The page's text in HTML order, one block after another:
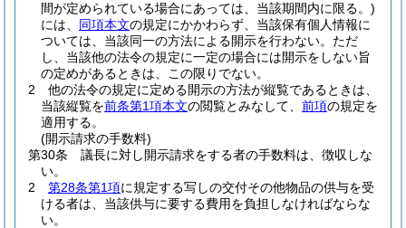
間が定められている場合にあっては、当該期間内に限る。)
には、 同項本文の規定にかかわらず、当該保有個人情報に
ついては、当該同一の方法による開示を行わない。 ただ
し、当該他の法令の規定に一定の場合には開示をしない旨
の定めがあるときは、この限りでない。
2
他の法令の規定に定める開示の方法が縦覧であるときは、
当該縦覧を前条第1項本文の閲覧とみなして、 前項の規定を
適用する。
(開示請求の手数料)
第30条
議長に対し開示請求をする者の手数料は、徴収しな
い。
2
第28条第1項に規定する写しの交付その他物品の供与を受
ける者は、当該供与に要する費用を負担しなければならな
い。